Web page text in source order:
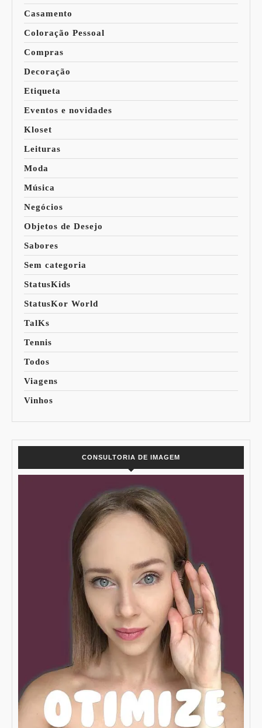
Casamento
Coloração Pessoal
Compras
Decoração
Etiqueta
Eventos e novidades
Kloset
Leituras
Moda
Música
Negócios
Objetos de Desejo
Sabores
Sem categoria
StatusKids
StatusKor World
TalKs
Tennis
Todos
Viagens
Vinhos
CONSULTORIA DE IMAGEM